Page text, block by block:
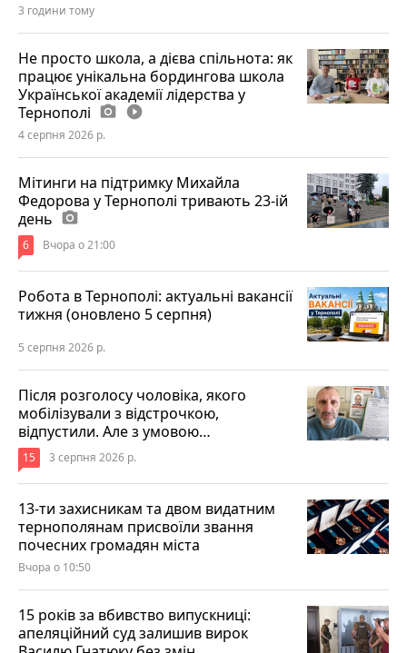
3 години тому
Не просто школа, а дієва спільнота: як
працює унікальна бордингова школа
Української академії лідерства у
Тернополі photo_camera play_circle_filled
4 серпня 2026 р.
Мітинги на підтримку Михайла
Федорова у Тернополі тривають 23-ій
день photo_camera
6 Вчора о 21:00
Робота в Тернополі: актуальні вакансії
тижня (оновлено 5 серпня)
5 серпня 2026 р.
Після розголосу чоловіка, якого
мобілізували з відстрочкою,
відпустили. Але з умовою…
15 3 серпня 2026 р.
13-ти захисникам та двом видатним
тернополянам присвоїли звання
почесних громадян міста
Вчора о 10:50
15 років за вбивство випускниці:
апеляційний суд залишив вирок